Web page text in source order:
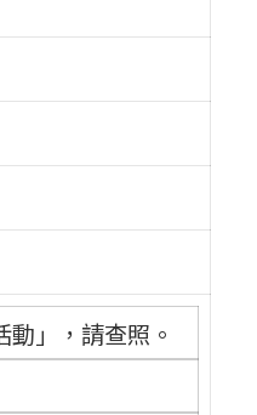
」，請查照。